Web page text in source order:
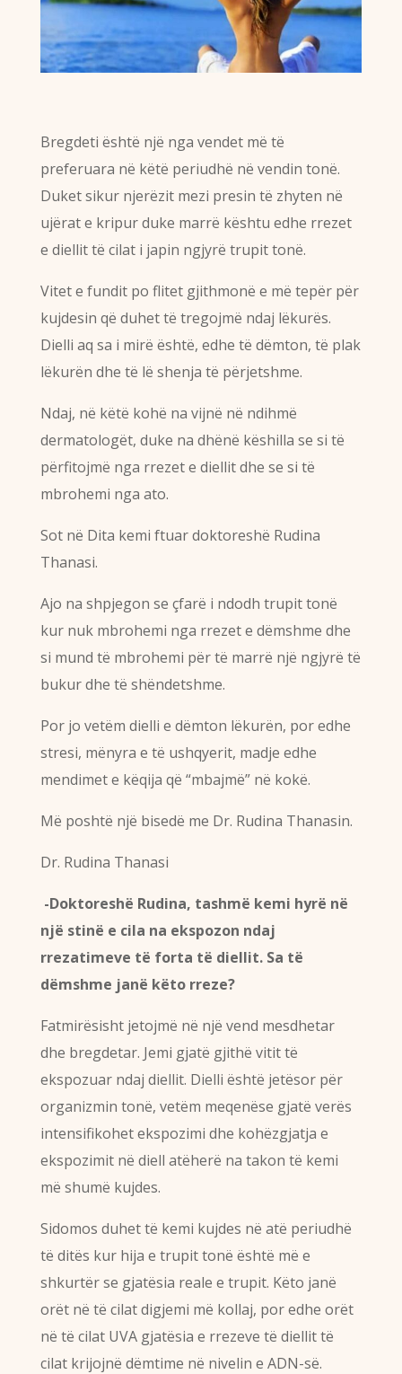
Bregdeti është një nga vendet më të
preferuara në këtë periudhë në vendin tonë.
Duket sikur njerëzit mezi presin të zhyten në
ujërat e kripur duke marrë kështu edhe rrezet
e diellit të cilat i japin ngjyrë trupit tonë.
Vitet e fundit po flitet gjithmonë e më tepër për
kujdesin që duhet të tregojmë ndaj lëkurës.
Dielli aq sa i mirë është, edhe të dëmton, të plak
lëkurën dhe të lë shenja të përjetshme.
Ndaj, në këtë kohë na vijnë në ndihmë
dermatologët, duke na dhënë këshilla se si të
përfitojmë nga rrezet e diellit dhe se si të
mbrohemi nga ato.
Sot në Dita kemi ftuar doktoreshë Rudina
Thanasi.
Ajo na shpjegon se çfarë i ndodh trupit tonë
kur nuk mbrohemi nga rrezet e dëmshme dhe
si mund të mbrohemi për të marrë një ngjyrë të
bukur dhe të shëndetshme.
Por jo vetëm dielli e dëmton lëkurën, por edhe
stresi, mënyra e të ushqyerit, madje edhe
mendimet e këqija që “mbajmë” në kokë.
Më poshtë një bisedë me Dr. Rudina Thanasin.
Dr. Rudina Thanasi
-Doktoreshë Rudina, tashmë kemi hyrë në
një stinë e cila na ekspozon ndaj
rrezatimeve të forta të diellit. Sa të
dëmshme janë këto rreze?
Fatmirësisht jetojmë në një vend mesdhetar
dhe bregdetar. Jemi gjatë gjithë vitit të
ekspozuar ndaj diellit. Dielli është jetësor për
organizmin tonë, vetëm meqenëse gjatë verës
intensifikohet ekspozimi dhe kohëzgjatja e
ekspozimit në diell atëherë na takon të kemi
më shumë kujdes.
Sidomos duhet të kemi kujdes në atë periudhë
të ditës kur hija e trupit tonë është më e
shkurtër se gjatësia reale e trupit. Këto janë
orët në të cilat digjemi më kollaj, por edhe orët
në të cilat UVA gjatësia e rrezeve të diellit të
cilat krijojnë dëmtime në nivelin e ADN-së.